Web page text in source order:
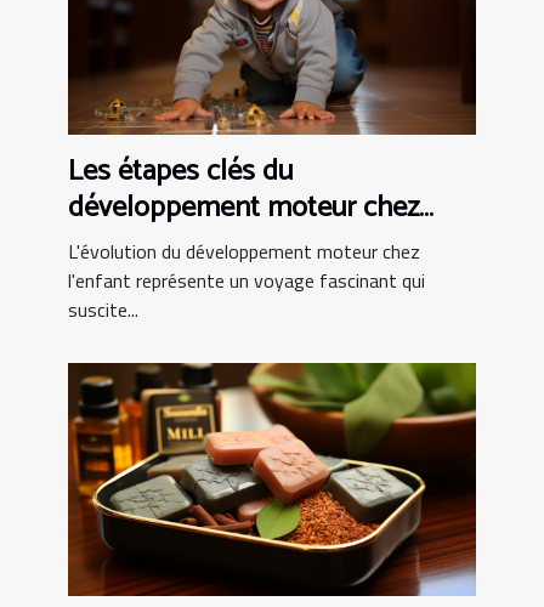
Les étapes clés du
développement moteur chez
l'enfant
L'évolution du développement moteur chez
l'enfant représente un voyage fascinant qui
suscite...